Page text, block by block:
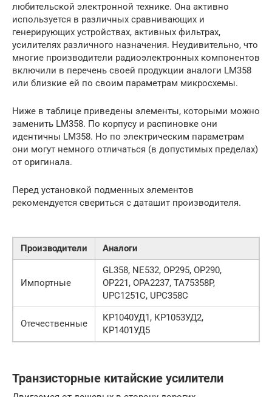
любительской электронной технике. Она активно
используется в различных сравнивающих и
генерирующих устройствах, активных фильтрах,
усилителях различного назначения. Неудивительно, что
многие производители радиоэлектронных компонентов
включили в перечень своей продукции аналоги LM358
или близкие ей по своим параметрам микросхемы.
Ниже в таблице приведены элементы, которыми можно
заменить LM358. По корпусу и распиновке они
идентичны LM358. Но по электрическим параметрам
они могут немного отличаться (в допустимых пределах)
от оригинала.
Перед установкой подменных элементов
рекомендуется свериться с даташит производителя.
Производители Аналоги
Импортные
GL358, NE532, OP295, OP290,
OP221, OPA2237, TA75358P,
UPC1251C, UPC358C
Отечественные
КР1040УД1, КР1053УД2,
КР1401УД5
Транзисторные китайские усилители